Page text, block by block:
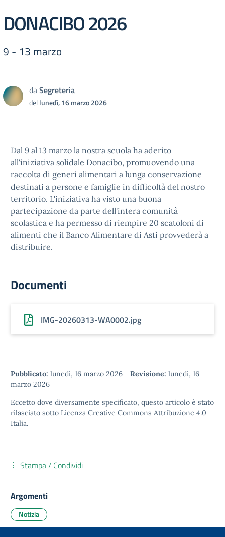
DONACIBO 2026
9 - 13 marzo
daSegreteria
dellunedì, 16 marzo 2026
Dal 9 al 13 marzo la nostra scuola ha aderito
all'iniziativa solidale Donacibo, promuovendo una
raccolta di generi alimentari a lunga conservazione
destinati a persone e famiglie in difficoltà del nostro
territorio. L'iniziativa ha visto una buona
partecipazione da parte dell'intera comunità
scolastica e ha permesso di riempire 20 scatoloni di
alimenti che il Banco Alimentare di Asti provvederà a
distribuire.
Documenti
IMG-20260313-WA0002.jpg
Pubblicato: lunedì, 16 marzo 2026 - Revisione: lunedì, 16
marzo 2026
Eccetto dove diversamente specificato, questo articolo è stato
rilasciato sotto Licenza Creative Commons Attribuzione 4.0
Italia.
Stampa / Condividi
Argomenti
Notizia